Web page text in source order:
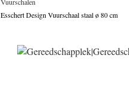
Esschert Design Vuurschaal staal ø 80 cm